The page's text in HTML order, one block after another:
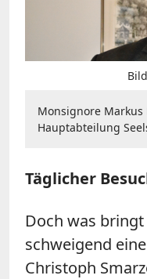
Monsignore
Hauptabteilung
Täglicher
Doch was
schweigend
Christoph